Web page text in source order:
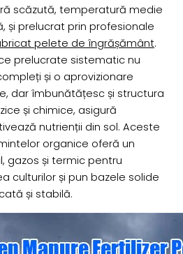
scăzută, temperatură medie
și prelucrat prin profesionale
pelete de îngrășământ.
prelucrate sistematic nu
și o aprovizionare
dar îmbunătățesc și structura
și chimice, asigură
nutrienții din sol. Aceste
organice oferă un
gazos și termic pentru
culturilor și pun bazele solide
și stabilă.